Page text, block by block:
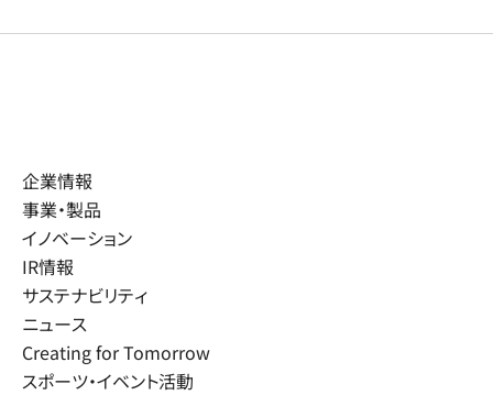
企業情報
事業・製品
イノベーション
IR情報
サステナビリティ
ニュース
Creating for Tomorrow
スポーツ・イベント活動